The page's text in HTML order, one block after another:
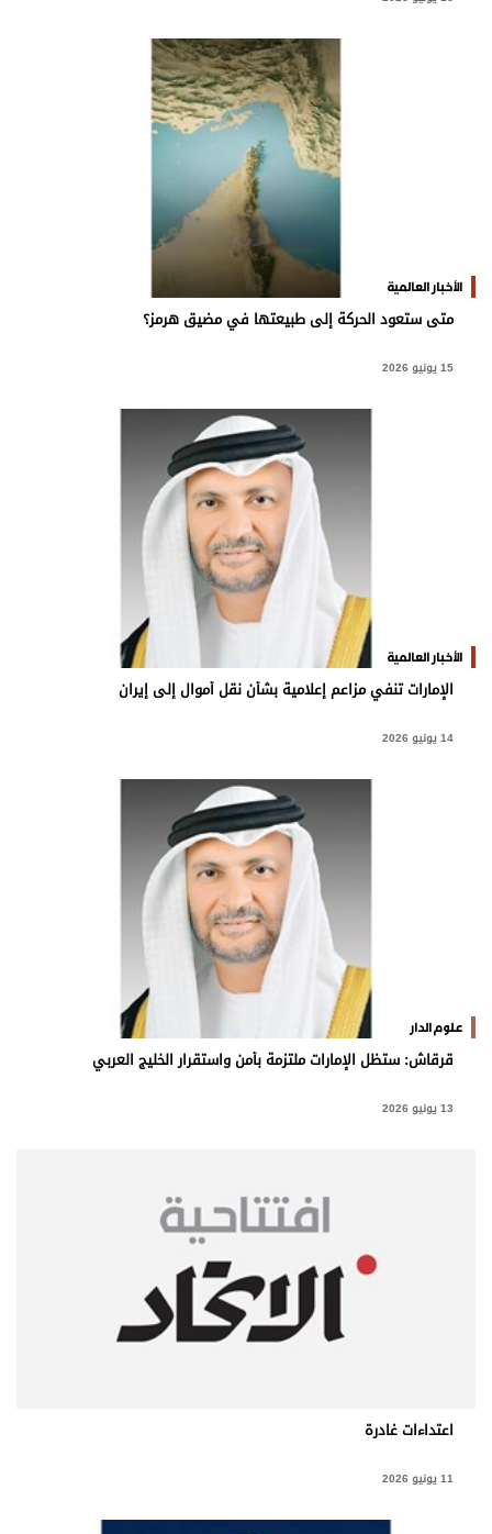
الأخبار العالمية
متى ستعود الحركة إلى طبيعتها في مضيق هرمز؟
15 يونيو 2026
الأخبار العالمية
الإمارات تنفي مزاعم إعلامية بشأن نقل أموال إلى إيران
14 يونيو 2026
علوم الدار
قرقاش: ستظل الإمارات ملتزمة بأمن واستقرار الخليج العربي
13 يونيو 2026
اعتداءات غادرة
11 يونيو 2026